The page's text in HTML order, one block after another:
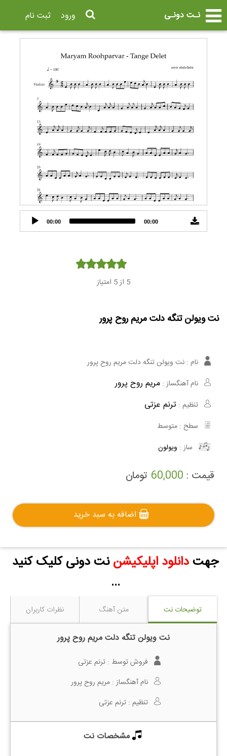
نـت دونـی ثبت نام ورود
Audio
Player
00:00 00:00
5 از 5 امتیاز
نت ویولن تنگه دلت مریم روح پرور
نام : نت ویولن تنگه دلت مریم روح پرور
نام آهنگساز : مریم روح پرور
تنظیم : ترنم عزتی
سطح : متوسط
ساز : ویولون
قیمت : 60,000 تومان
اضافه به سبد خرید
جهتدانلود اپلیکیشن نت دونی کلیک کنید
...
توضیحات نت متن آهنگ نظرات کاربران
نت ویولن تنگه دلت مریم روح پرور
فروش توسط : ترنم عزتی
نام آهنگساز : مریم روح پرور
تنظیم : ترنم عزتی
مشخصات نت